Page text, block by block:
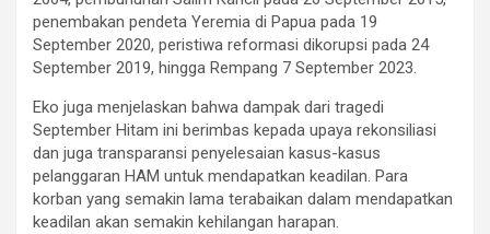
penembakan pendeta Yeremia di Papua pada 19
September 2020, peristiwa reformasi dikorupsi pada 24
September 2019, hingga Rempang 7 September 2023.
Eko juga menjelaskan bahwa dampak dari tragedi
September Hitam ini berimbas kepada upaya rekonsiliasi
dan juga transparansi penyelesaian kasus-kasus
pelanggaran HAM untuk mendapatkan keadilan. Para
korban yang semakin lama terabaikan dalam mendapatkan
keadilan akan semakin kehilangan harapan.